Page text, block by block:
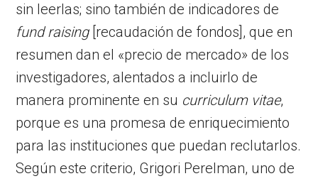
sin leerlas; sino también de indicadores de
fund raising[recaudación de fondos], que en
resumen dan el «precio de mercado» de los
investigadores, alentados a incluirlo de
manera prominente en su curriculum vitae,
porque es una promesa de enriquecimiento
para las instituciones que puedan reclutarlos.
Según este criterio, Grigori Perelman, uno de